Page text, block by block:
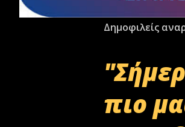
Δημοφιλείς
πιο